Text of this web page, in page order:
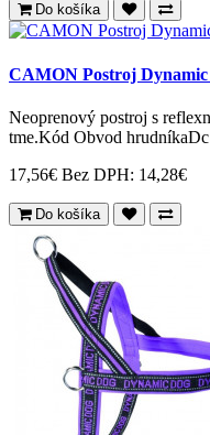
Do košíka
CAMON Postroj Dynamic
Neoprenový postroj s
tme.Kód Obvod
17,56€ Bez DPH: 14,28€
Do košíka